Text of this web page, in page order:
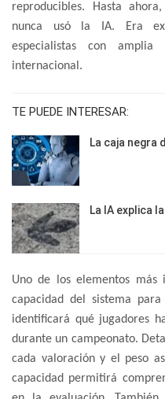
reproducibles. Hasta
nunca usó la IA. Era
especialistas con
internacional.
TE PUEDE INTERESAR:
La caja negra
La IA explica
Uno de los elementos más
capacidad del sistema
identificará qué jugadores
durante un campeonato.
cada valoración y el peso
capacidad permitirá